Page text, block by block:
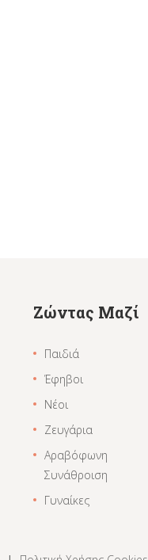
Ζώντας Μαζί
Παιδιά
Έφηβοι
Νέοι
Ζευγάρια
Αραβόφωνη
Συνάθροιση
Γυναίκες